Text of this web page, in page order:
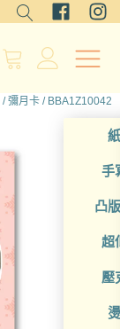
手
凸
超
壓
/彌月卡 / BBA1Z10042